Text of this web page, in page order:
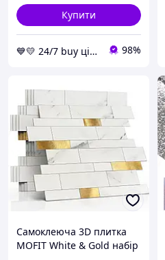
Купити
💙💛 24/7 buy цілодобовий магазин з топовими товарами 👌% 🚚 ⤵ 98%
Самоклеюча 3D плитка
MOFIT White & Gold набір